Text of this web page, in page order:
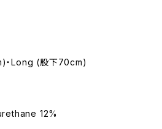
・Long (股下70cm)
12%